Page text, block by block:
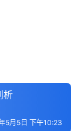
析
5月5日 下午10:23